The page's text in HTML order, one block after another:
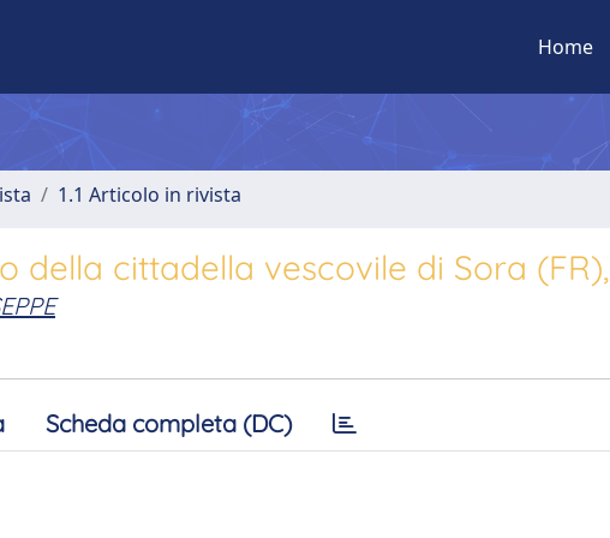
Home
1.1 Articolo in rivista
della cittadella vescovile di Sora (FR),
Scheda completa (DC)